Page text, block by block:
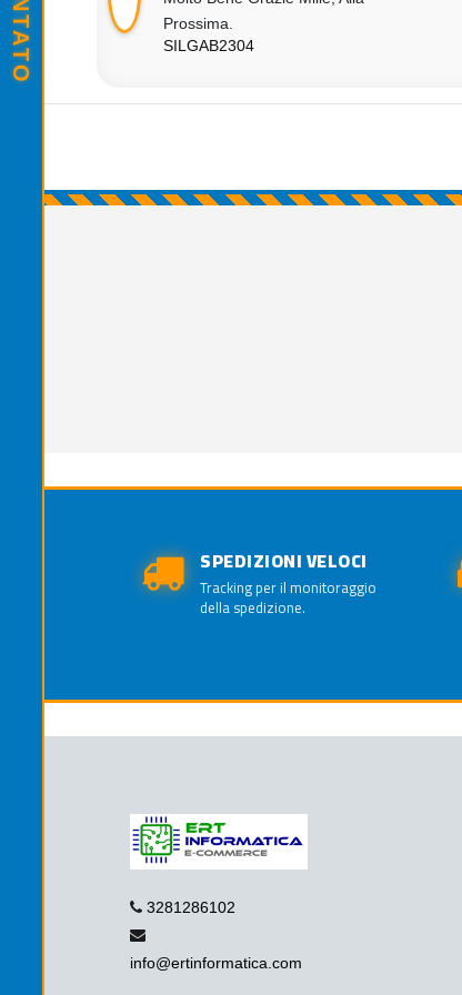
Prossima.
SILGAB2304
SPEDIZIONI VELOCI
Tracking per il monitoraggio
della spedizione.
3281286102
info@ertinformatica.com